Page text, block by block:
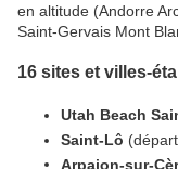
en altitude (Andorre
Saint-Gervais Mont
16 sites et villes-
Utah Beach
Saint-Lô
Arpajon-sur-